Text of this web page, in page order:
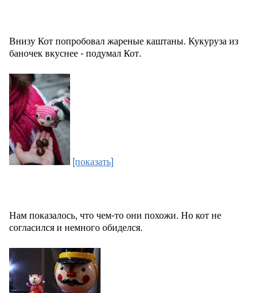
Внизу Кот попробовал жареные каштаны. Кукуруза из
баночек вкуснее - подумал Кот.
[показать]
Нам показалось, что чем-то они похожи. Но кот не
согласился и немного обиделся.